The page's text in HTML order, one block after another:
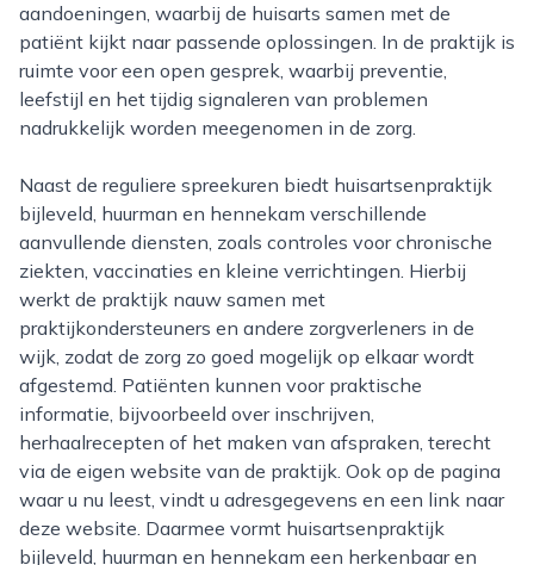
aandoeningen, waarbij de huisarts samen met de
patiënt kijkt naar passende oplossingen. In de praktijk is
ruimte voor een open gesprek, waarbij preventie,
leefstijl en het tijdig signaleren van problemen
nadrukkelijk worden meegenomen in de zorg.
Naast de reguliere spreekuren biedt huisartsenpraktijk
bijleveld, huurman en hennekam verschillende
aanvullende diensten, zoals controles voor chronische
ziekten, vaccinaties en kleine verrichtingen. Hierbij
werkt de praktijk nauw samen met
praktijkondersteuners en andere zorgverleners in de
wijk, zodat de zorg zo goed mogelijk op elkaar wordt
afgestemd. Patiënten kunnen voor praktische
informatie, bijvoorbeeld over inschrijven,
herhaalrecepten of het maken van afspraken, terecht
via de eigen website van de praktijk. Ook op de pagina
waar u nu leest, vindt u adresgegevens en een link naar
deze website. Daarmee vormt huisartsenpraktijk
bijleveld, huurman en hennekam een herkenbaar en